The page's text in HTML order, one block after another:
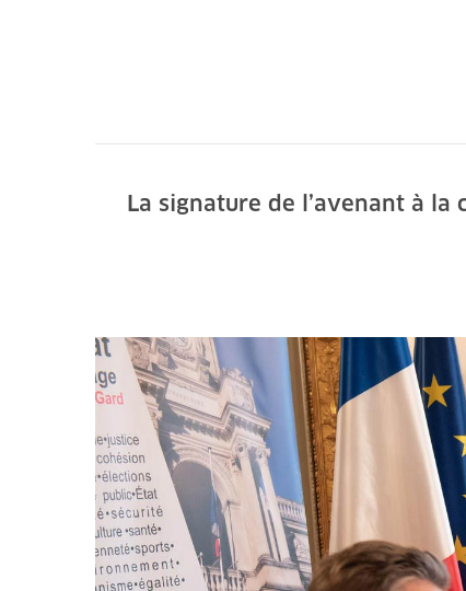
La signature de l’avenant à